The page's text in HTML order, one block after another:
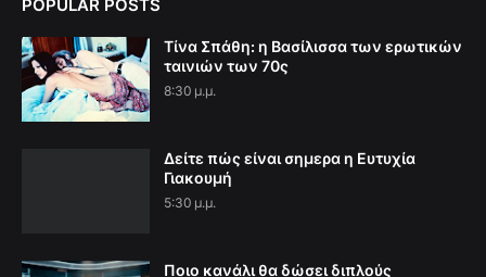
POPULAR POSTS
Τίνα Σπάθη: η Βασίλισσα των ερωτικών
ταινιών των 70ς
8:30 μ.μ.
Δείτε πώς είναι σημερα η Ευτυχία
Γιακουμή
5:30 μ.μ.
Ποιο κανάλι θα δώσει διπλούς